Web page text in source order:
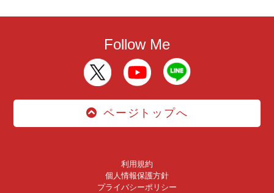
Follow Me
ページトップへ
利用規約
個人情報保護方針
プライバシーポリシー